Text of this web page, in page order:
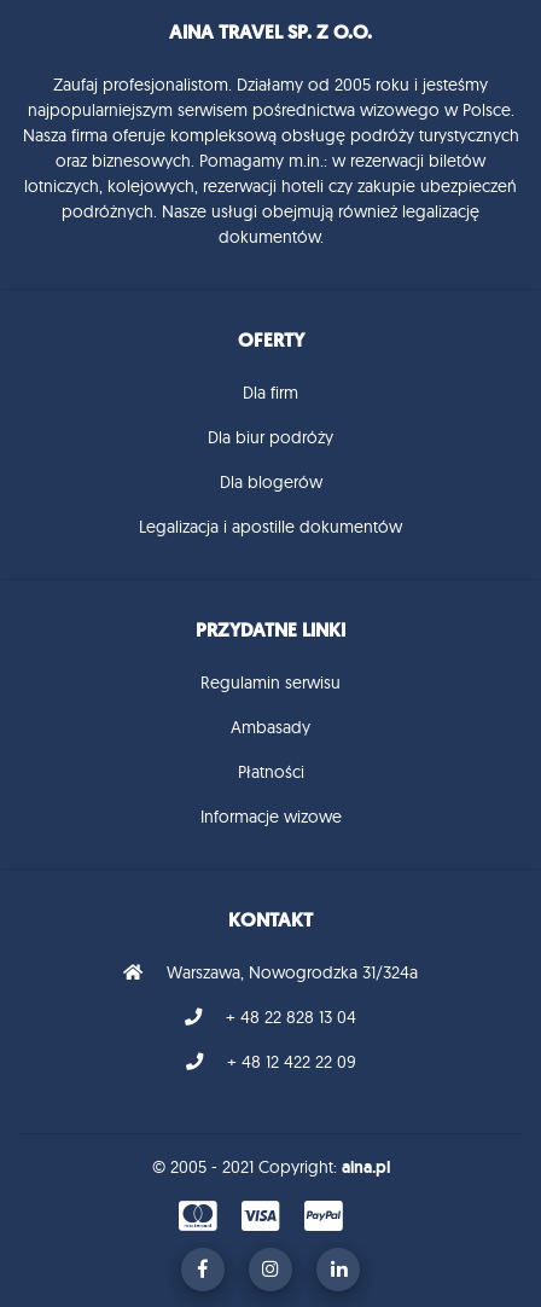
AINA TRAVEL SP. Z O.O.
Zaufaj profesjonalistom. Działamy od 2005 roku i jesteśmy
najpopularniejszym serwisem pośrednictwa wizowego w Polsce.
Nasza firma oferuje kompleksową obsługę podróży turystycznych
oraz biznesowych. Pomagamy m.in.: w rezerwacji biletów
lotniczych, kolejowych, rezerwacji hoteli czy zakupie ubezpieczeń
podróżnych. Nasze usługi obejmują również legalizację
dokumentów.
OFERTY
Dla firm
Dla biur podróży
Dla blogerów
Legalizacja i apostille dokumentów
PRZYDATNE LINKI
Regulamin serwisu
Ambasady
Płatności
Informacje wizowe
KONTAKT
Warszawa, Nowogrodzka 31/324a
+ 48 22 828 13 04
+ 48 12 422 22 09
© 2005 - 2021 Copyright: aina.pl